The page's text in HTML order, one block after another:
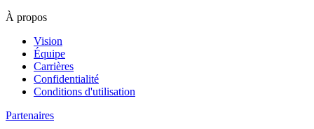
À propos
Vision
Équipe
Carrières
Confidentialité
Conditions d'utilisation
Partenaires